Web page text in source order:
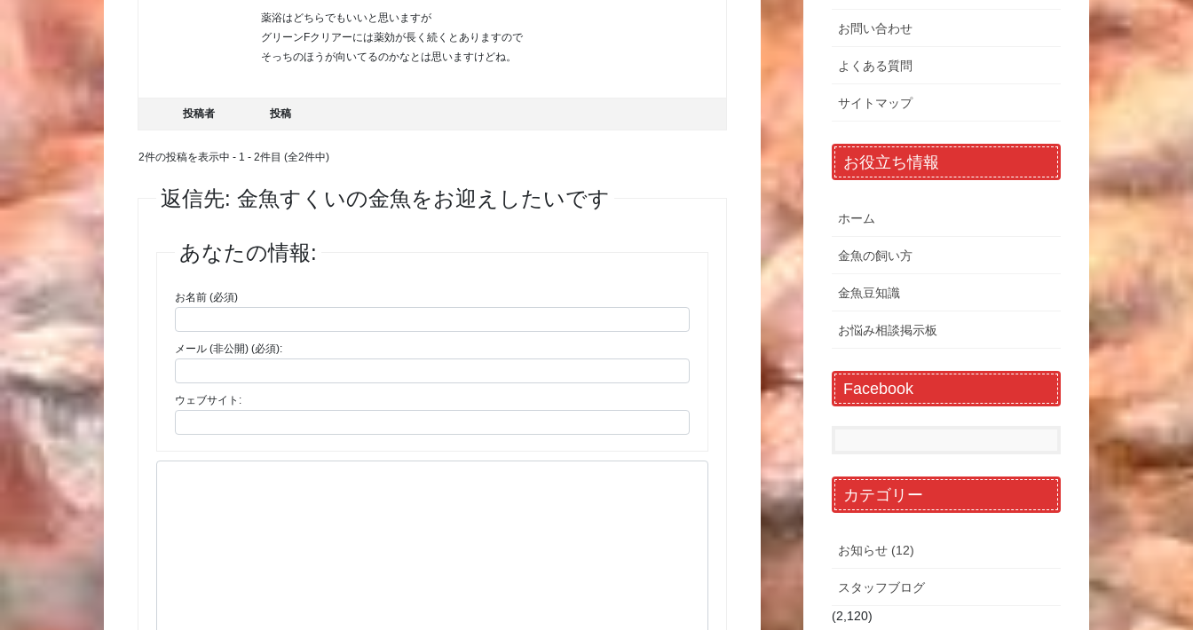
薬浴はどちらでもいいと思いますが
グリーンFクリアーには薬効が長く続くとありますので
そっちのほうが向いてるのかなとは思いますけどね。
投稿者 投稿
2件の投稿を表示中 - 1 - 2件目 (全2件中)
返信先: 金魚すくいの金魚をお迎えしたいです
あなたの情報:
お名前 (必須)
メール (非公開) (必須):
ウェブサイト:
お問い合わせ
よくある質問
サイトマップ
お役立ち情報
ホーム
金魚の飼い方
金魚豆知識
お悩み相談掲示板
Facebook
カテゴリー
お知らせ (12)
スタッフブログ
(2,120)